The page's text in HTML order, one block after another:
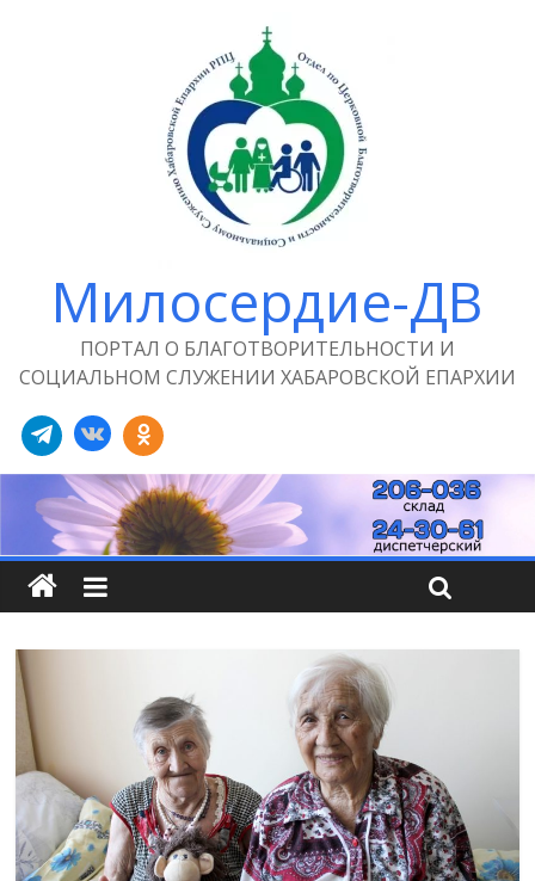
Милосердие-ДВ
ПОРТАЛ О БЛАГОТВОРИТЕЛЬНОСТИ И
СОЦИАЛЬНОМ СЛУЖЕНИИ ХАБАРОВСКОЙ ЕПАРХИИ